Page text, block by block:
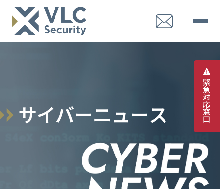
緊
急
対
応
窓
口
サイバーニュース